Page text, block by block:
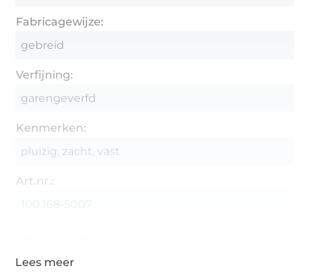
Fabricagewijze:
gebreid
Verfijning:
garengeverfd
Kenmerken:
pluizig, zacht, vast
Art.nr.: